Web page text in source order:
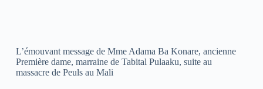
L’émouvant message de Mme Adama Ba Konare, ancienne
Première dame, marraine de Tabital Pulaaku, suite au
massacre de Peuls au Mali